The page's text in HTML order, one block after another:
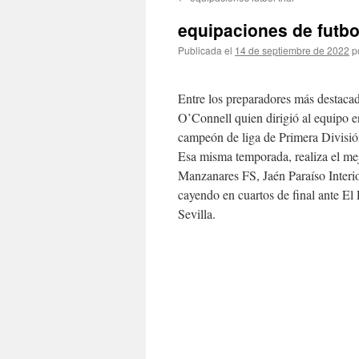
contenido
equipaciones de
Publicada el 14 de septiembre de 2022
Entre los preparadores más
O’Connell quien dirigió al equipo
campeón de liga de Primera
Esa misma temporada, realiza el
Manzanares FS, Jaén Paraíso
cayendo en cuartos de final ante
Sevilla.